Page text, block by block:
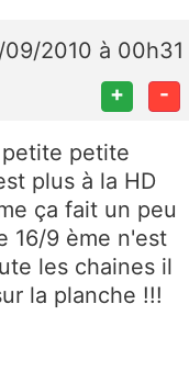
2010 à 00h31
+ -
petite
plus à la HD
ça fait un peu
16/9 ème n'est
les chaines il
la planche !!!